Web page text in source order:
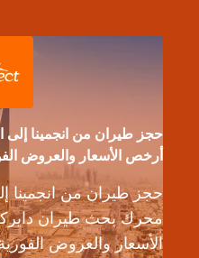
أرخص الأسعار والعروض الفورية
حجز طيران من انجمينا إلى
محرك بحث طيران دايركت،
الأسعار والعروض الفورية